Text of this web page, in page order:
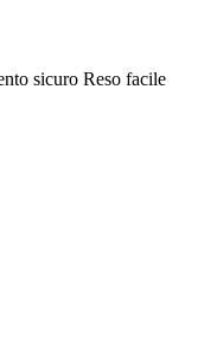
sicuro Reso facile